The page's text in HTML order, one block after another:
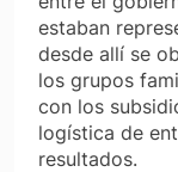
estaban
desde allí se
los grupos
con los
logística de
resultados.